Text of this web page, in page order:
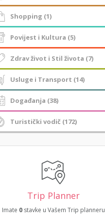
Shopping (1)
Povijest i Kultura (5)
Zdrav život i Stil života (7)
Usluge i Transport (14)
Događanja (38)
Turistički vodič (172)
Trip Planner
Imate 0 stavke u Vašem Trip planneru